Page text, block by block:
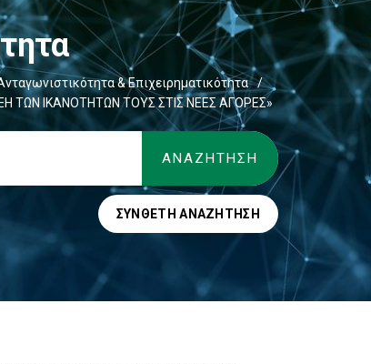
& Επιχειρηματικότητα
/
ΙΚΑΝΟΤΗΤΩΝ ΤΟΥΣ ΣΤΙΣ ΝΕΕΣ ΑΓΟΡΕΣ»
ΣΎΝΘΕΤΗ ΑΝΑΖΉΤΗΣΗ